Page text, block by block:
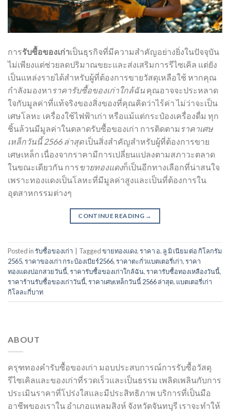
การรับซื้อของเก่าเป็นธุรกิจที่มีความสำคัญอย่างยิ่งในปัจจุบัน
ไม่เพียงแต่ช่วยลดปริมาณขยะและส่งเสริมการรีไซเคิล แต่ยัง
เป็นแหล่งรายได้สำหรับผู้ที่ต้องการขายวัสดุเหลือใช้ หากคุณ
กำลังมองหาราคารับซื้อของเก่าใกล้ฉัน คุณอาจจะประหลาด
ใจกับมูลค่าที่แท้จริงของสิ่งของที่คุณคิดว่าไร้ค่า ไม่ว่าจะเป็น
เศษโลหะ เครื่องใช้ไฟฟ้าเก่า หรือแม้แต่กระป๋องเครื่องดื่ม ทุก
ชิ้นล้วนมีมูลค่าในตลาดรับซื้อของเก่า การติดตาม ราคาเศษ
เหล็กวันนี้ 2566 ล่าสุดเป็นสิ่งสำคัญสำหรับผู้ที่ต้องการขาย
เศษเหล็ก เนื่องจากราคามีการเปลี่ยนแปลงตามสภาวะตลาด
ในขณะเดียวกัน การขายทองแดงก็เป็นอีกทางเลือกที่น่าสนใจ
เพราะทองแดงเป็นโลหะที่มีมูลค่าสูงและเป็นที่ต้องการใน
อุตสาหกรรมต่างๆ
CONTINUE READING →
Posted inรับซื้อของเก่า Taggedขายทองแดง,ราคา อ. ลู มิ เนียม ต่อ กิโลกรัม
2565,ราคาของเก่า กระป๋องเบียร์2566,ราคาตะกั่วแบตเตอรี่เก่า,ราคา
ทองแดงปอกสวยวันนี้,ราคารับซื้อของเก่าใกล้ฉัน,ราคารับซื้อทองเหลืองวันนี้,
ราคาร้านรับซื้อของเก่าวันนี้,ราคาเศษเหล็กวันนี้ 2566 ล่าสุด, แบตเตอรี่เก่า
กิโลละกี่บาท
ABOUT
ครุฑทองคำรับซื้อของเก่า มอบประสบการณ์การรับซื้อวัสดุ
รีไซเคิลและของเก่าที่รวดเร็วและเป็นธรรม เพลิดเพลินกับการ
ประเมินราคาที่โปร่งใสและมีประสิทธิภาพ บริการที่เป็นมือ
อาชีพของเราใน อำเภอแหลมสิงห์ จังหวัดจันทบุรี เราจะทำให้